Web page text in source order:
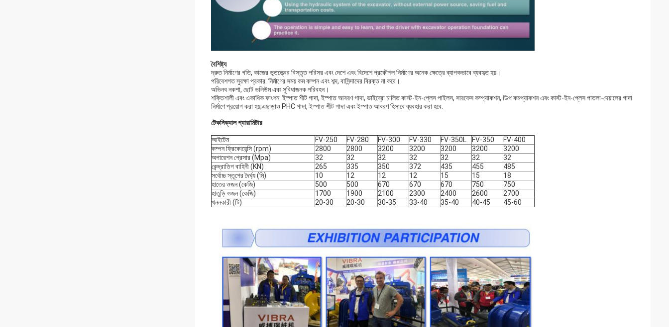
বৈশিষ্ট্য
দ্রুত নির্মাণের গতি, কাজের ভূতত্ত্বের বিস্তৃত পরিসর এবং দেশে এবং বিদেশে প্রকৌশল নির্মাণের অনেক ক্ষেত্রে ব্যাপকভাবে ব্যবহৃত হয়।
পরিবেশগত সুরক্ষা প্রকার: নির্মাণের সময় কম কম্পন এবং শব্দ, বাসিন্দাদের বিরক্ত না করে।
অভিনব নকশা, ছোট ভলিউম এবং সুবিধাজনক পরিবহন।
শক্তিশালী এবং একাধিক ফাংশন: ইস্পাত শীট গাদা, ইস্পাত আবরণ গাদা, ভাইব্রো চালিত কাস্ট-ইন-প্লেস পাইলস, সারফেস কম্প্যাকশন, ডিপ কমপ্যাকশন এবং কাস্ট-ইন-প্লেস পাতলা-দেয়ালের গাদা
নির্মাণে প্রয়োগ করা হয়;এছাড়াও PHC গাদা, ইস্পাত শীট গাদা এবং ইস্পাত আবরণ হিসাবে ব্যবহার করা হবে.
টেকনিক্যাল প্যারামিটার
আইটেম FV-250 FV-280 FV-300 FV-330 FV-350L FV-350
FV-400
কম্পন ফ্রিকোয়েন্সি (rpm)
2800 2800 3200 3200 3200 3200
3200
অপারেশন প্রেসার (Mpa)
32 32 32 32 32 32
32
কেন্দ্রাতিগ বাহিনী (KN)
265 335 350 372 435 455
485
সর্বোচ্চ স্তূপের দৈর্ঘ্য (মি)
10 12 12 12 15 15
18
হাতের ওজন (কেজি)
500 500 670 670 670 750
750
হাতুড়ি ওজন (কেজি)
1700 1900 2100 2300 2400 2600
2700
খননকারী (টি)
20-30 20-30 30-35 33-40 35-40 40-45 45-60